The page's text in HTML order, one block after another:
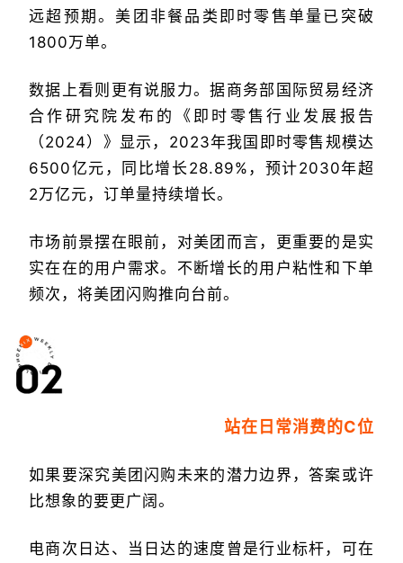
远超预期。美团非餐品类即时零售单量已突破
1800万单。
数据上看则更有说服力。据商务部国际贸易经济
合作研究院发布的《即时零售行业发展报告
（2024）》显示，2023年我国即时零售规模达
6500亿元，同比增长28.89%，预计2030年超
2万亿元，订单量持续增长。
市场前景摆在眼前，对美团而言，更重要的是实
实在在的用户需求。不断增长的用户粘性和下单
频次，将美团闪购推向台前。
站在日常消费的C位
如果要深究美团闪购未来的潜力边界，答案或许
比想象的要更广阔。
电商次日达、当日达的速度曾是行业标杆，可在